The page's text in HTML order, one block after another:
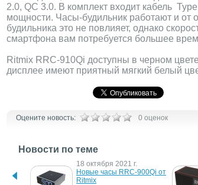
2.0, QC 3.0. В комплект входит кабель
мощности. Часы-будильник работают и от
будильника это не повлияет, однако
смартфона вам потребуется большее
Ritmix RRC-910Qi доступны в черном
дисплее имеют приятный мягкий белый
Оцените новость: 0 оценок
Новости по теме
18 октября 2021 г.
Новые часы RRC-900Qi от
Ritmix